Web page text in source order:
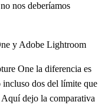
nos deberíamos
y Adobe Lightroom
One la diferencia es
incluso dos del límite que
dejo la comparativa